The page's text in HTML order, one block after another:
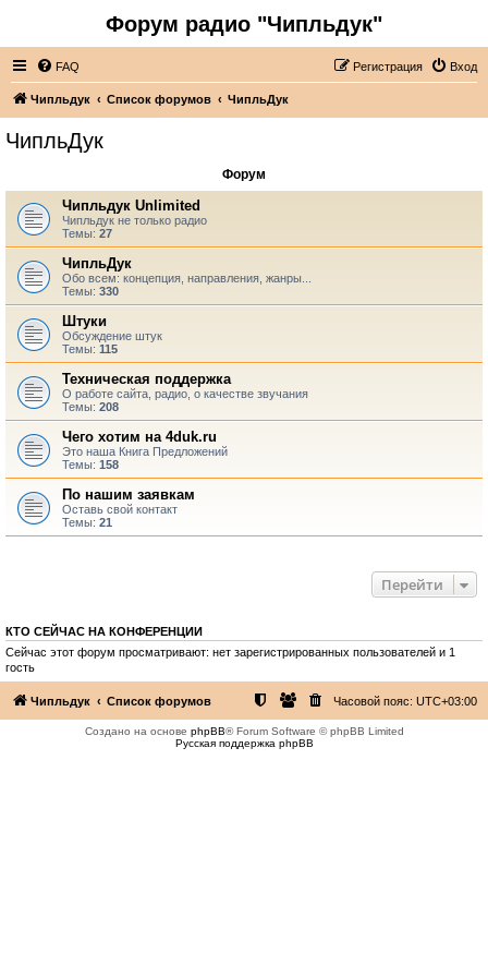
Форум радио "Чипльдук"
FAQ Вход
Регистрация
Чипльдук Список форумов ЧипльДук
ЧипльДук
Форум
Чипльдук Unlimited
Чипльдук не только радио
Темы: 27
ЧипльДук
Обо всем: концепция, направления, жанры...
Темы: 330
Штуки
Обсуждение штук
Темы: 115
Техническая поддержка
О работе сайта, радио, о качестве звучания
Темы: 208
Чего хотим на 4duk.ru
Это наша Книга Предложений
Темы: 158
По нашим заявкам
Оставь свой контакт
Темы: 21
Перейти
КТО СЕЙЧАС НА КОНФЕРЕНЦИИ
Сейчас этот форум просматривают: нет зарегистрированных пользователей и 1
гость
Чипльдук Список форумов Часовой пояс: UTC+03:00
Создано на основе phpBB® Forum Software © phpBB Limited
Русская поддержка phpBB